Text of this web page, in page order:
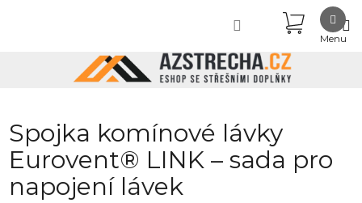
KOŠÍK
Spojka komínové lávky
Eurovent® LINK – sada pro
napojení lávek